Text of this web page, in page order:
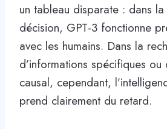
un tableau disparate : dans
décision, GPT-3 fonctionne
avec les humains. Dans la
d’informations spécifiques ou
causal, cependant,
prend clairement du retard.